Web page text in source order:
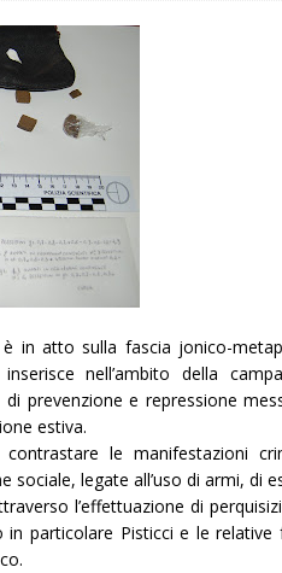
in atto sulla fascia jonico-
nell’ambito della
prevenzione e repressione
estiva.
le manifestazioni
sociale, legate all’uso di armi, di
l’effettuazione di
in particolare Pisticci e le